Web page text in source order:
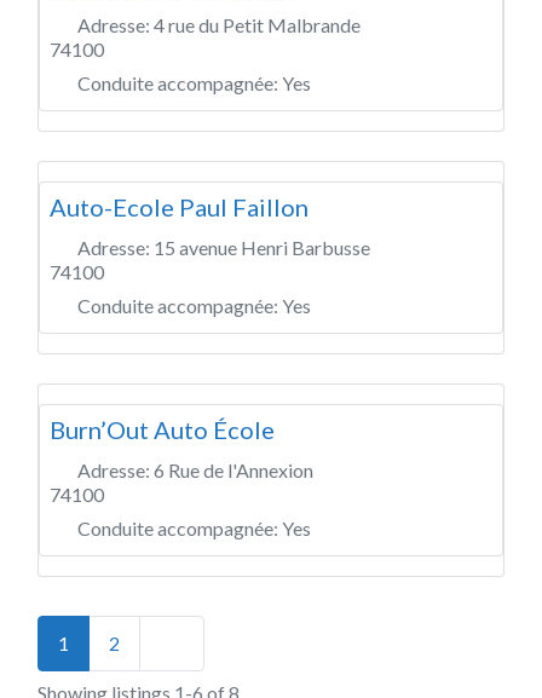
Adresse: 4 rue du Petit Malbrande
74100
Conduite accompagnée: Yes
Auto-Ecole Paul Faillon
Adresse: 15 avenue Henri Barbusse
74100
Conduite accompagnée: Yes
Burn’Out Auto École
Adresse: 6 Rue de l'Annexion
74100
Conduite accompagnée: Yes
Posts navigation
1 2
Showing listings 1-6 of 8